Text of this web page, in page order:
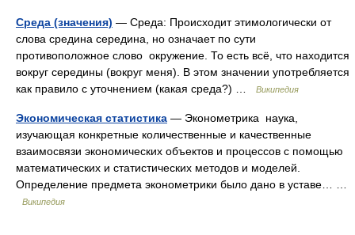
Среда (значения) — Среда: Происходит этимологически от
слова средина середина, но означает по сути
противоположное слово окружение. То есть всё, что находится
вокруг середины (вокруг меня). В этом значении употребляется
как правило с уточнением (какая среда?) …
Википедия
Экономическая статистика — Эконометрика наука,
изучающая конкретные количественные и качественные
взаимосвязи экономических объектов и процессов с помощью
математических и статистических методов и моделей.
Определение предмета эконометрики было дано в уставе… …
Википедия